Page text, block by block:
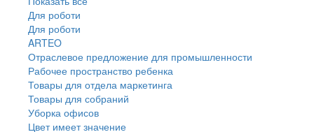
Для роботи
Для роботи
ARTEO
Отраслевое предложение для промышленности
Рабочее пространство ребенка
Товары для отдела маркетинга
Товары для собраний
Уборка офисов
Цвет имеет значение